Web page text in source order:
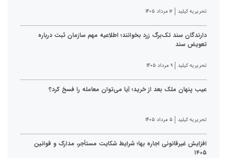
تحریریه کیلید ۱۲ مرداد ۱۴۰۵
دارندگان سند تک‌برگ زرد بخوانند؛ اطلاعیه مهم سازمان ثبت درباره
تعویض سند
تحریریه کیلید ۹ مرداد ۱۴۰۵
عیب پنهان ملک بعد از خرید؛ آیا می‌توان معامله را فسخ کرد؟
تحریریه کیلید ۵ مرداد ۱۴۰۵
افزایش غیرقانونی اجاره بها؛ شرایط شکایت مستأجر، مدارک و قوانین
۱۴۰۵